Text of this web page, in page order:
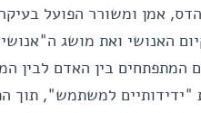
אמן ומשורר הפועל
האנושי ואת מושג
בין האדם לבין
"ידידותיים למשתמש", תוך